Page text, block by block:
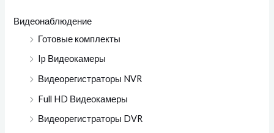
Видеонаблюдение
Готовые комплекты
Ip Видеокамеры
Видеорегистраторы NVR
Full HD Видеокамеры
Видеорегистраторы DVR